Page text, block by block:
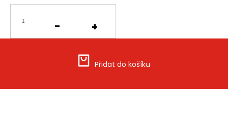
cena:
Přidat do košíku